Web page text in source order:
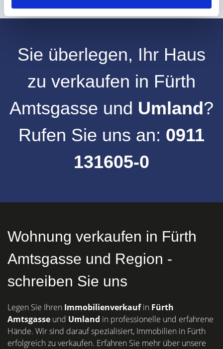
Sie überlegen, Ihr Haus
zu verkaufen in Fürth
Amtsgasse und Umland?
Rufen Sie uns an: 0911
131605-0
Wohnung verkaufen in Fürth
Amtsgasse und Region -
schreiben Sie uns
Legen Sie Ihren Immobilienverkaufin Fürth
Amtsgasse und Umland in professionelle und erfahrene
Hände. Wir sind darauf spezialisiert, Immobilien in Fürth
erfolgreich zu verkaufen. Erfahren Sie mehr über unsere